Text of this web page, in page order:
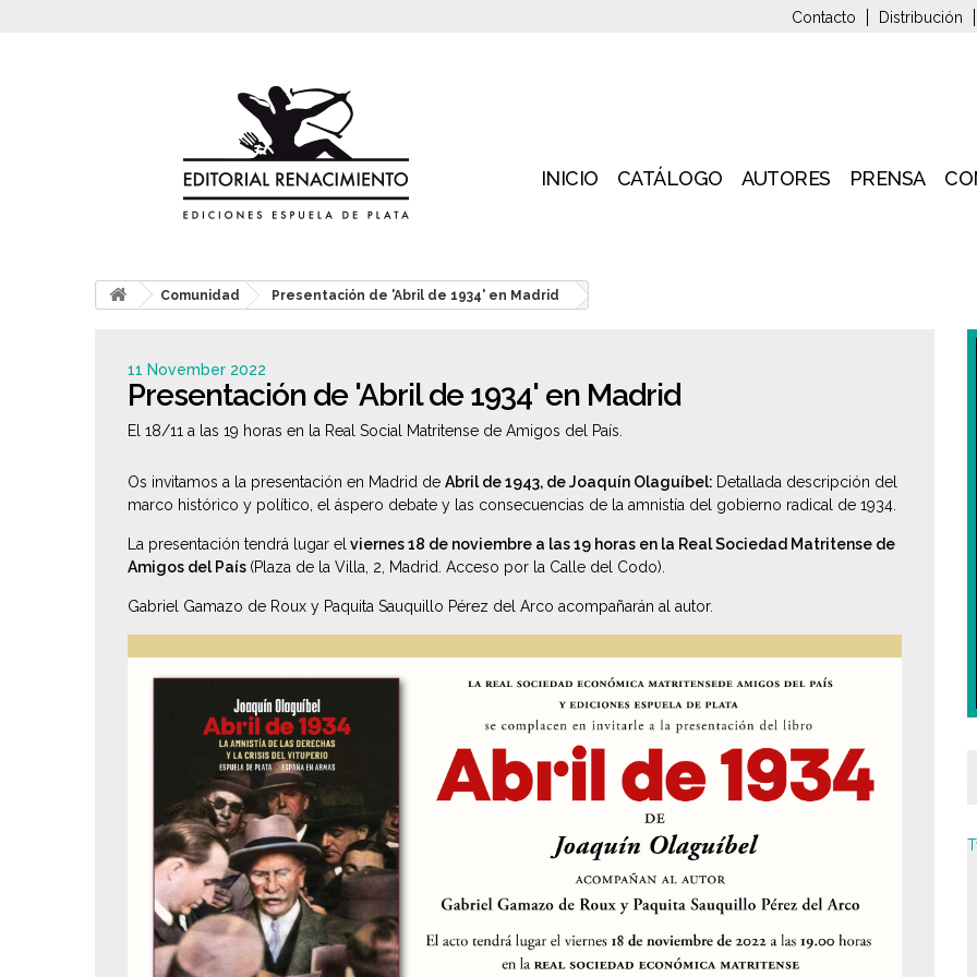
Contacto Distribución
INICIO CATÁLOGO AUTORES PRENSA
Comunidad Presentación de 'Abril de 1934' en Madrid
11 November 2022
Presentación de 'Abril de 1934' en Madrid
El 18/11 a las 19 horas en la Real Social Matritense de Amigos del País.
Os invitamos a la presentación en Madrid de Abril de 1943, de Joaquín Olaguíbel: Detallada descripción del
marco histórico y político, el áspero debate y las consecuencias de la amnistía del gobierno radical de 1934.
La presentación tendrá lugar el viernes 18 de noviembre a las 19 horas en la Real Sociedad Matritense de
Amigos del País (Plaza de la Villa, 2, Madrid. Acceso por la Calle del Codo).
Gabriel Gamazo de Roux y Paquita Sauquillo Pérez del Arco acompañarán al autor.